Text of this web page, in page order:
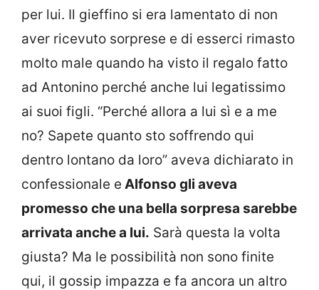
per lui. Il gieffino si era lamentato di non
aver ricevuto sorprese e di esserci rimasto
molto male quando ha visto il regalo fatto
ad Antonino perché anche lui legatissimo
ai suoi figli. “Perché allora a lui sì e a me
no? Sapete quanto sto soffrendo qui
dentro lontano da loro” aveva dichiarato in
confessionale e Alfonso gli aveva
promesso che una bella sorpresa sarebbe
arrivata anche a lui. Sarà questa la volta
giusta? Ma le possibilità non sono finite
qui, il gossip impazza e fa ancora un altro